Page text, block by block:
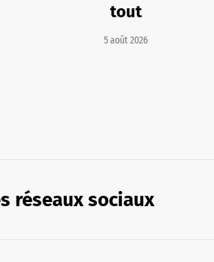
tout
5 août 2026
réseaux sociaux